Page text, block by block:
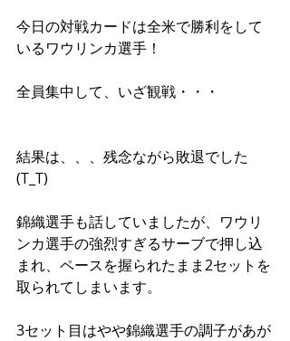
今日の対戦カードは全米で勝利をして
いるワウリンカ選手！
全員集中して、いざ観戦・・・
結果は、、、残念ながら敗退でした
(T_T)
錦織選手も話していましたが、ワウリ
ンカ選手の強烈すぎるサーブで押し込
まれ、ペースを握られたまま2セットを
取られてしまいます。
3セット目はやや錦織選手の調子があが